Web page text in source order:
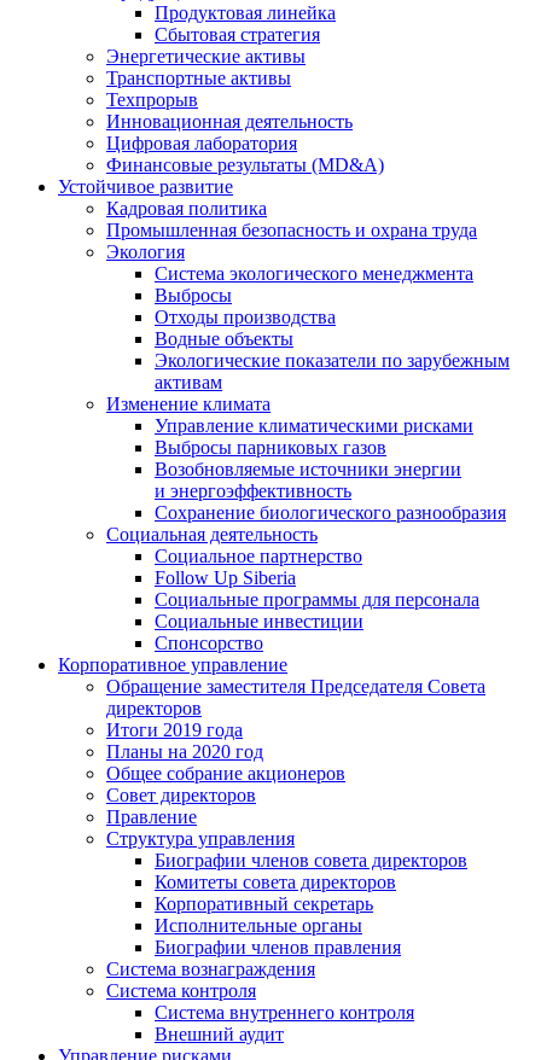
Продуктовая линейка
Сбытовая стратегия
Энергетические активы
Транспортные активы
Техпрорыв
Инновационная деятельность
Цифровая лаборатория
Финансовые результаты (MD&A)
Устойчивое развитие
Кадровая политика
Промышленная безопасность и охрана труда
Экология
Система экологического менеджмента
Выбросы
Отходы производства
Водные объекты
Экологические показатели по зарубежным
активам
Изменение климата
Управление климатическими рисками
Выбросы парниковых газов
Возобновляемые источники энергии
и энергоэффективность
Сохранение биологического разнообразия
Социальная деятельность
Социальное партнерство
Follow Up Siberia
Социальные программы для персонала
Социальные инвестиции
Спонсорство
Корпоративное управление
Обращение заместителя Председателя Совета
директоров
Итоги 2019 года
Планы на 2020 год
Общее собрание акционеров
Совет директоров
Правление
Структура управления
Биографии членов совета директоров
Комитеты совета директоров
Корпоративный секретарь
Исполнительные органы
Биографии членов правления
Система вознаграждения
Система контроля
Система внутреннего контроля
Внешний аудит
Управление рисками